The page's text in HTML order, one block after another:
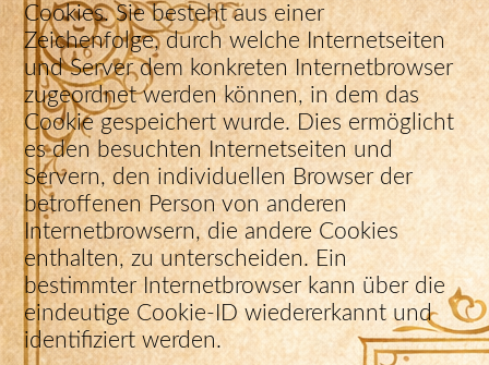
Cookies. Sie besteht aus einer
Zeichenfolge, durch welche Internetseiten
und Server dem konkreten Internetbrowser
zugeordnet werden können, in dem das
Cookie gespeichert wurde. Dies ermöglicht
es den besuchten Internetseiten und
Servern, den individuellen Browser der
betroffenen Person von anderen
Internetbrowsern, die andere Cookies
enthalten, zu unterscheiden. Ein
bestimmter Internetbrowser kann über die
eindeutige Cookie-ID wiedererkannt und
identifiziert werden.